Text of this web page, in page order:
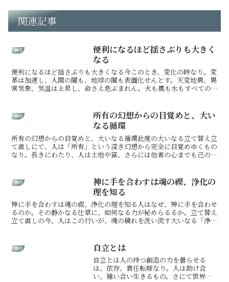
関連記事
神示
便利になるほど揺さぶりも大きく
なる
便利になるほど揺さぶりも大きくなる今このとき、変化の時なり。変
革は加速し、人間の闇も、地球の闇も表面化せんとす。天変地異、異
常気象、気温は上昇し、命さえ危ぶまれん。火も風も水もすべての
神示
所有の幻想からの目覚めと、大い
なる循環
所有の幻想からの目覚めと、大いなる循環此度の大いなる立て替え立
て直しにて、人は「所有」という深き幻想から完全に目覚めゆくもの
なり。長きにわたり、人は土地や富、さらには他者の心までも己のも
神示
神に手を合わすは魂の禊、浄化の
理を知る
神に手を合わすは魂の禊、浄化の理を知る人はなぜ、神に手を合わせ
るのか。その静かなる仕草に、如何なる力が秘めらるるか。立て替え
立て直しの今、人はこの行いが、魂の穢れを洗い流す大いなる「浄
神示 自立とは
自立とは人の持つ創造の力を曇らせる
は、依存、責任転嫁なり。人は助け合
い、補い合い生きるもの。さにて世界に